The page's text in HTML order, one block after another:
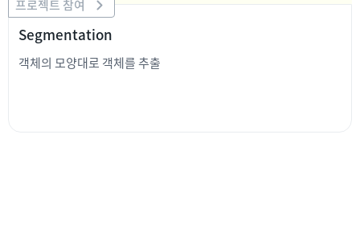
프로젝트 참여
Segmentation
객체의 모양대로 객체를 추출